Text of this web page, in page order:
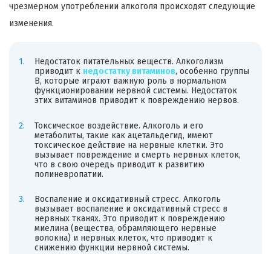
чрезмерном употреблении алкоголя происходят следующие
изменения.
Недостаток питательных веществ. Алкоголизм
приводит к недостатку витаминов, особенно группы
В, которые играют важную роль в нормальном
функционировании нервной системы. Недостаток
этих витаминов приводит к повреждению нервов.
Токсическое воздействие. Алкоголь и его
метаболиты, такие как ацетальдегид, имеют
токсическое действие на нервные клетки. Это
вызывает повреждение и смерть нервных клеток,
что в свою очередь приводит к развитию
полиневропатии.
Воспаление и оксидативный стресс. Алкоголь
вызывает воспаление и оксидативный стресс в
нервных тканях. Это приводит к повреждению
миелина (вещества, обрамляющего нервные
волокна) и нервных клеток, что приводит к
снижению функции нервной системы.